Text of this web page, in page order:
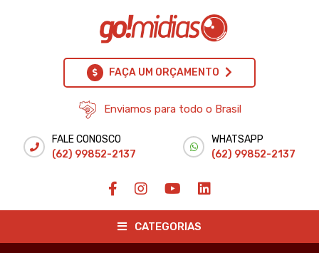
FAÇA UM ORÇAMENTO
Enviamos para todo o Brasil
FALE CONOSCO
(62) 99852-2137
WHATSAPP
(62) 99852-2137
CATEGORIAS